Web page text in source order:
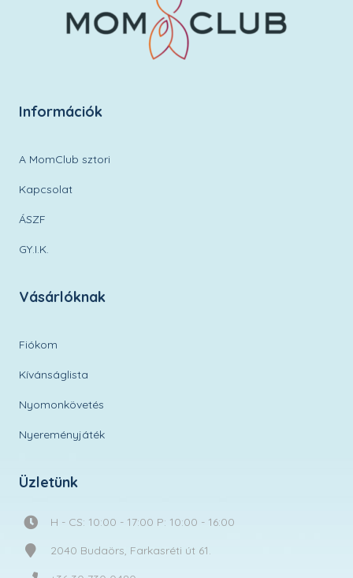
Információk
A MomClub sztori
Kapcsolat
ÁSZF
GY.I.K.
Vásárlóknak
Fiókom
Kívánságlista
Nyomonkövetés
Nyereményjáték
Üzletünk
H - CS: 10:00 - 17:00 P: 10:00 - 16:00
2040 Budaörs, Farkasréti út 61.